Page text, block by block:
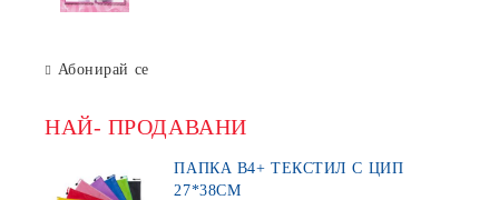
Абонирай се
НАЙ- ПРОДАВАНИ
ПАПКА В4+ ТЕКСТИЛ С ЦИП
27*38СМ